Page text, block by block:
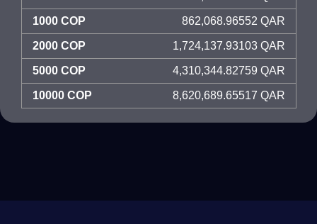
1000 COP 862,068.96552 QAR
2000 COP 1,724,137.93103 QAR
5000 COP 4,310,344.82759 QAR
10000 COP 8,620,689.65517 QAR